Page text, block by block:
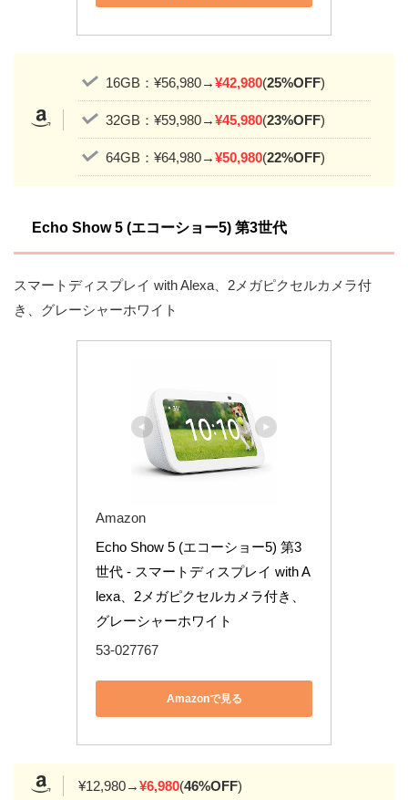
16GB：¥56,980→¥42,980(25%OFF)
32GB：¥59,980→¥45,980(23%OFF)
64GB：¥64,980→¥50,980(22%OFF)
Echo Show 5 (エコーショー5) 第3世代
スマートディスプレイ with Alexa、2メガピクセルカメラ付
き、グレーシャーホワイト
Amazon
Echo Show 5 (エコーショー5) 第3
世代 - スマートディスプレイ with A
lexa、2メガピクセルカメラ付き、
グレーシャーホワイト
53-027767
Amazonで見る
¥12,980→¥6,980(46%OFF)